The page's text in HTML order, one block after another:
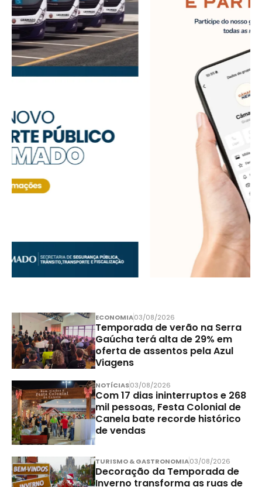
ECONOMIA03/08/2026
Temporada de verão na Serra
Gaúcha terá alta de 29% em
oferta de assentos pela Azul
Viagens
NOTÍCIAS03/08/2026
Com 17 dias ininterruptos e 268
mil pessoas, Festa Colonial de
Canela bate recorde histórico
de vendas
TURISMO & GASTRONOMIA03/08/2026
Decoração da Temporada de
Inverno transforma as ruas de